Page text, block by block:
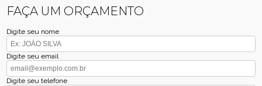
FAÇA UM ORÇAMENTO
Digite seu nome
Digite seu email
Digite seu telefone